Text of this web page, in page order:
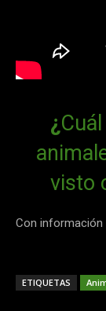
¿
visto
Con información
ETIQUETAS